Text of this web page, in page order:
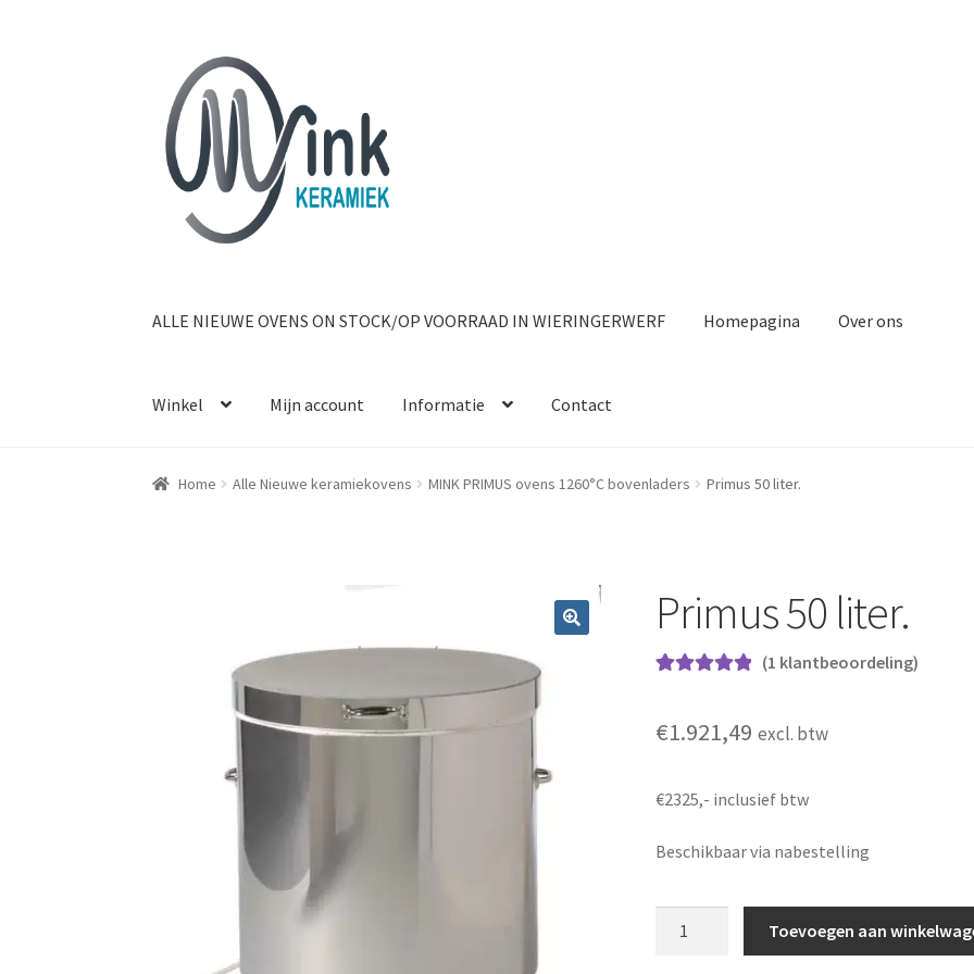
Ga door naar navigatie
Ga naar de inhoud
ALLE NIEUWE OVENS ON STOCK/OP VOORRAAD IN WIERINGERWERF Homepagina Over ons
Winkel Mijn account Informatie Contact
Home Alle Nieuwe keramiekovens MINK PRIMUS ovens 1260°C bovenladers Primus 50 liter.
Primus 50 liter.
gebaseerd op
ing
(1 klantbeoordeling)
€1.921,49 excl. btw
€2325,- inclusief btw
Beschikbaar via nabestelling
Toevoegen aan